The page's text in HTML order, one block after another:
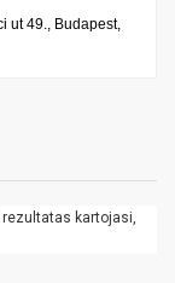
ut 49., Budapest,
rezultatas kartojasi,